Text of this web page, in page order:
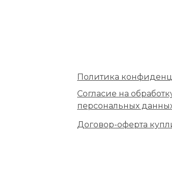
Политика
Договор-оферта
Согласие на
персональных